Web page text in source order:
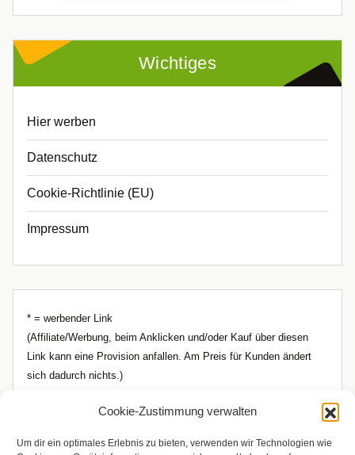
Cookie-Zustimmung verwalten
Um dir ein optimales Erlebnis zu bieten, verwenden wir Technologien wie
Wichtiges
Hier werben
Datenschutz
Cookie-Richtlinie (EU)
Impressum
* = werbender Link
(Affiliate/Werbung, beim Anklicken und/oder Kauf über diesen
Link kann eine Provision anfallen. Am Preis für Kunden ändert
sich dadurch nichts.)